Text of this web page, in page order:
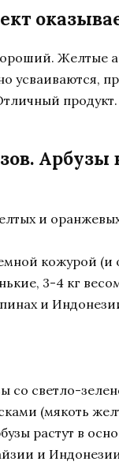
Желтые
усваиваются,
продукт.
Арбузы
и
кожурой (и
3-4 кг
и
со светло-
(мякоть
растут в
и